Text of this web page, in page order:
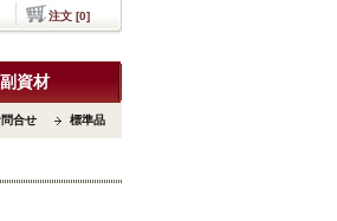
副資材
問合せ 標準品
注文 [0]